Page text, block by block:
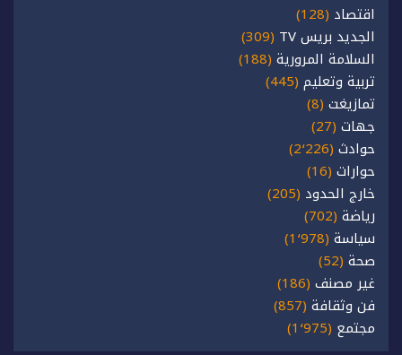
اقتصاد (128)
الجديد بريس TV
(309)
السلامة المرورية (188)
تربية وتعليم (445)
تمازيغت (8)
جهات (27)
حوادث (2٬226)
حوارات (16)
خارج الحدود (205)
رياضة (702)
سياسة (1٬978)
صحة (52)
غير مصنف (186)
فن وثقافة (857)
مجتمع (1٬975)